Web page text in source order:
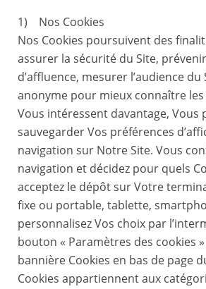
1) Nos Cookies
Nos Cookies poursuivent des
assurer la sécurité du Site,
d’affluence, mesurer l’audience
anonyme pour mieux connaître
Vous intéressent davantage, Vous
sauvegarder Vos préférences
navigation sur Notre Site. Vous
navigation et décidez pour quels
acceptez le dépôt sur Votre
fixe ou portable, tablette,
personnalisez Vos choix par
bouton « Paramètres des cookies
bannière Cookies en bas de page
Cookies appartiennent aux